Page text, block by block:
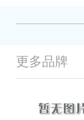
更多品牌